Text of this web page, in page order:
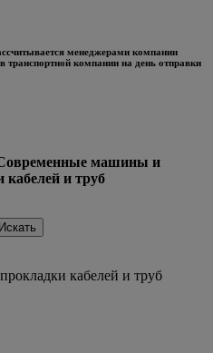
менеджерами компании
транспортной компании на день отправки
машины и
кабелей и труб
Искать
кабелей и труб